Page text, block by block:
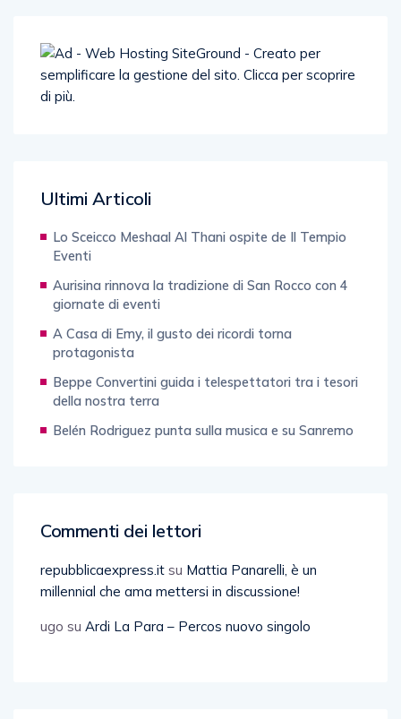
Ultimi Articoli
Lo Sceicco Meshaal Al Thani ospite de Il Tempio
Eventi
Aurisina rinnova la tradizione di San Rocco con 4
giornate di eventi
A Casa di Emy, il gusto dei ricordi torna
protagonista
Beppe Convertini guida i telespettatori tra i tesori
della nostra terra
Belén Rodriguez punta sulla musica e su Sanremo
Commenti dei lettori
repubblicaexpress.it su Mattia Panarelli, è un
millennial che ama mettersi in discussione!
ugo su Ardi La Para – Percos nuovo singolo